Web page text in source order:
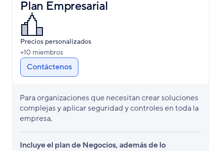
Plan Empresarial
Precios personalizados
+10 miembros
Contáctenos
Para organizaciones que necesitan crear soluciones
complejas y aplicar seguridad y controles en toda la
empresa.
Incluye el plan de Negocios, además de lo